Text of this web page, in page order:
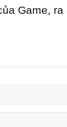
Game, ra